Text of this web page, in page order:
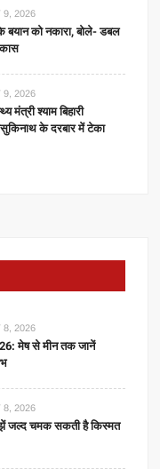
9, 2026
को नकारा, बोले- डबल
9, 2026
मंत्री श्याम बिहारी
के दरबार में टेका
8, 2026
मेष से मीन तक जानें
8, 2026
जल्द चमक सकती है किस्मत